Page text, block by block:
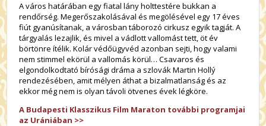
A város határában egy fiatal lány holttestére bukkan a
rendőrség. Megerőszakolásával és megölésével egy 17 éves
fiút gyanúsítanak, a városban táborozó cirkusz egyik tagját. A
tárgyalás lezajlik, és mivel a vádlott vallomást tett, öt év
börtönre ítélik. Kolár védőügyvéd azonban sejti, hogy valami
nem stimmel ekörül a vallomás körül… Csavaros és
elgondolkodtató bírósági dráma a szlovák Martin Hollý
rendezésében, amit mélyen áthat a bizalmatlanság és az
ekkor még nem is olyan távoli ötvenes évek légköre.
A Budapesti Klasszikus Film Maraton további programjai
az Urániában >>